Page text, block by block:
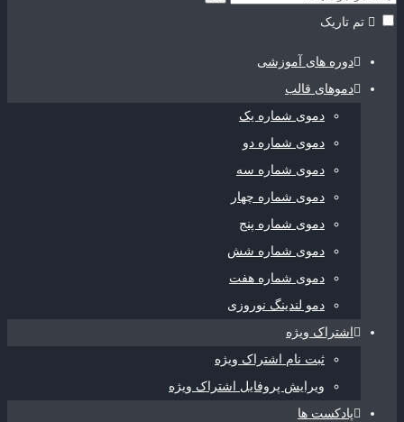
تم تاریک
دوره های آموزشی
دموهای قالب
دموی شماره یک
دموی شماره دو
دموی شماره سه
دموی شماره چهار
دموی شماره پنج
دموی شماره شش
دموی شماره هفت
دمو لندینگ نوروزی
اشتراک ویژه
ثبت نام اشتراک ویژه
ویرایش پروفایل اشتراک ویژه
پادکست ها